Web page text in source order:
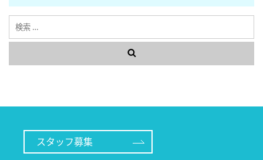
索
スタッフ募集